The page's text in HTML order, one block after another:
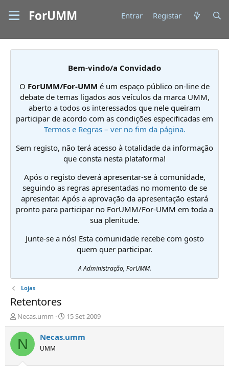
ForUMM Entrar Registar
Bem-vindo/a Convidado
O ForUMM/For-UMM é um espaço público on-line de
debate de temas ligados aos veículos da marca UMM,
aberto a todos os interessados que nele queiram
participar de acordo com as condições especificadas em
Termos e Regras – ver no fim da página.
Sem registo, não terá acesso à totalidade da informação
que consta nesta plataforma!
Após o registo deverá apresentar-se à comunidade,
seguindo as regras apresentadas no momento de se
apresentar. Após a aprovação da apresentação estará
pronto para participar no ForUMM/For-UMM em toda a
sua plenitude.
Junte-se a nós! Esta comunidade recebe com gosto
quem quer participar.
A Administração, ForUMM.
Lojas
Retentores
I
n
i
c
i
Necas.umm
D
a
t
15 Set 2009
N Necas.umm
UMM